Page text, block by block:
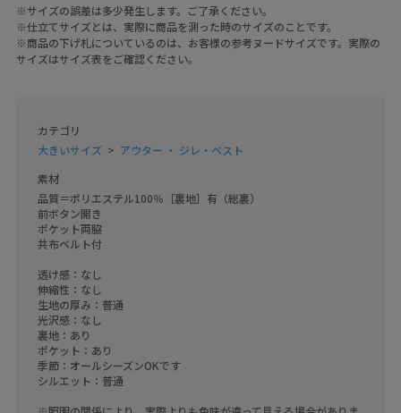
※サイズの誤差は多少発生します。ご了承ください。
※仕立てサイズとは、実際に商品を測った時のサイズのことです。
※商品の下げ札についているのは、お客様の参考ヌードサイズです。実際の
サイズはサイズ表をご確認ください。
カテゴリ
大きいサイズ
アウター ・ ジレ・ベスト
素材
品質＝ポリエステル100％［裏地］有（総裏）
前ボタン開き
ポケット両脇
共布ベルト付
透け感：なし
伸縮性：なし
生地の厚み：普通
光沢感：なし
裏地：あり
ポケット：あり
季節：オールシーズンOKです
シルエット：普通